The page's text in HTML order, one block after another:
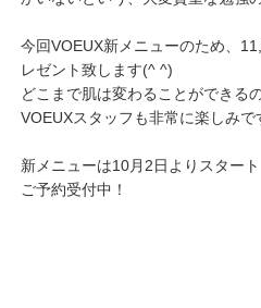
今回VOEUX新メニューのため、
レゼント致します(^ ^)
どこまで肌は変わることができる
VOEUXスタッフも非常に楽しみで
新メニューは10月2日よりスタート
ご予約受付中！